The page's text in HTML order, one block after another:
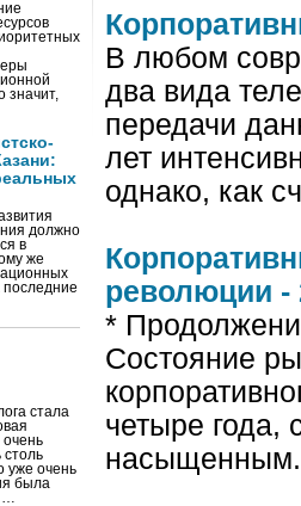
значит,
должно
в
же
последние
стала
очень
уже очень
была
В любом
два вида
передачи
лет
однако, как
революции -
*
Состояние
четыре года,
насыщенным.